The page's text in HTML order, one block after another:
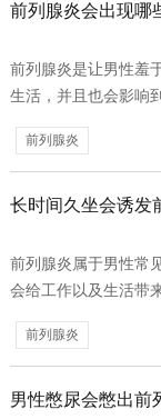
前列腺炎会出现哪
前列腺炎是让男性羞
生活，并且也会影响
前列腺炎
长时间久坐会诱发
前列腺炎属于男性常
会给工作以及生活带
前列腺炎
男性憋尿会憋出前